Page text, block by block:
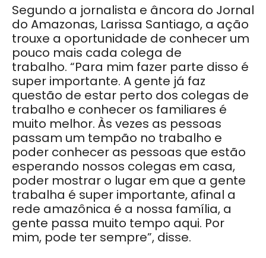
Segundo a jornalista e âncora do Jornal
do Amazonas, Larissa Santiago, a ação
trouxe a oportunidade de conhecer um
pouco mais cada colega de
trabalho. “Para mim fazer parte disso é
super importante. A gente já faz
questão de estar perto dos colegas de
trabalho e conhecer os familiares é
muito melhor. Às vezes as pessoas
passam um tempão no trabalho e
poder conhecer as pessoas que estão
esperando nossos colegas em casa,
poder mostrar o lugar em que a gente
trabalha é super importante, afinal a
rede amazônica é a nossa família, a
gente passa muito tempo aqui. Por
mim, pode ter sempre”, disse.